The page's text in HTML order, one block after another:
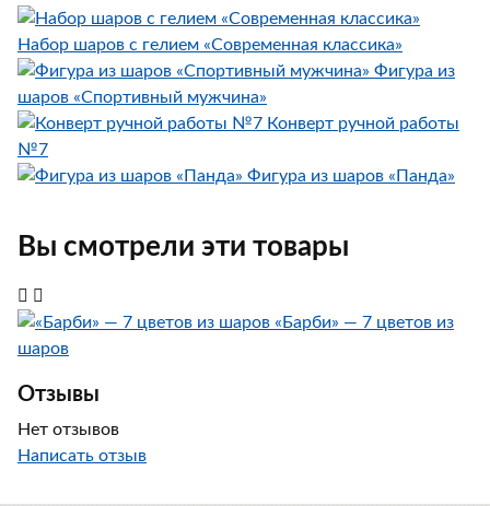
Набор шаров с гелием «Современная классика»
Фигура из
шаров «Спортивный мужчина»
Конверт ручной работы
№7
Фигура из шаров «Панда»
Вы смотрели эти товары
«Барби» — 7 цветов из
шаров
Отзывы
Нет отзывов
Написать отзыв